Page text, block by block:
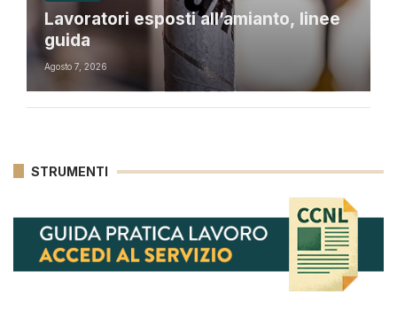
Lavoratori esposti all’amianto, linee
guida
Agosto 7, 2026
STRUMENTI